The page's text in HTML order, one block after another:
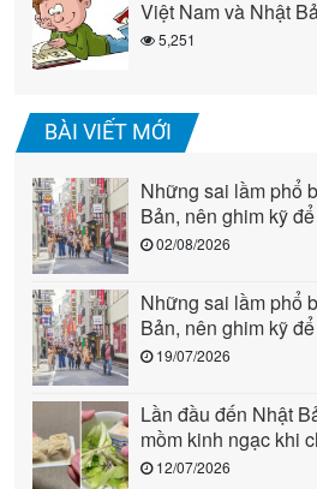
Việt Nam và Nhật
5,251
BÀI VIẾT MỚI
Những sai lầm phổ
Bản, nên ghim kỹ
người (phần 2)
02/08/2026
Những sai lầm phổ
Bản, nên ghim kỹ
người (phần 1)
19/07/2026
Lần đầu đến Nhật
mồm kinh ngạc khi
cảnh này: Quả là
12/07/2026